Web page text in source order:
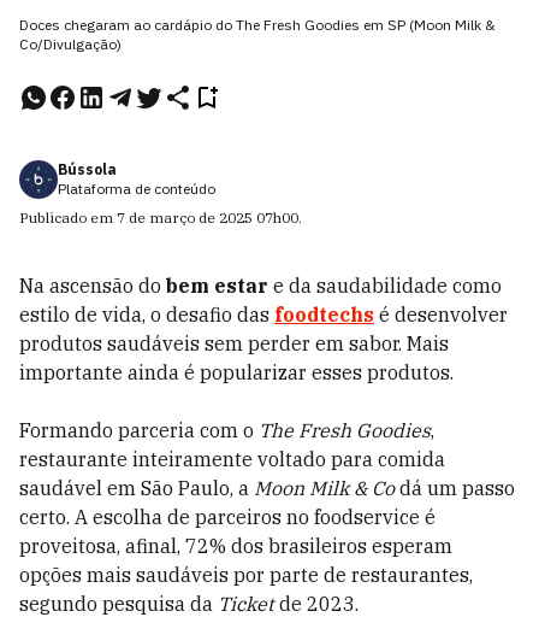
Doces chegaram ao cardápio do The Fresh Goodies em SP (Moon Milk &
Co/Divulgação)
Bússola
Plataforma de conteúdo
Publicado em 7 de março de 2025 07h00.
Na ascensão do bem estar e da saudabilidade como
estilo de vida, o desafio das foodtechs é desenvolver
produtos saudáveis sem perder em sabor. Mais
importante ainda é popularizar esses produtos.
Formando parceria com o The Fresh Goodies,
restaurante inteiramente voltado para comida
saudável em São Paulo, a Moon Milk & Codá um passo
certo. A escolha de parceiros no foodservice é
proveitosa, afinal, 72% dos brasileiros esperam
opções mais saudáveis por parte de restaurantes,
segundo pesquisa da Ticketde 2023.